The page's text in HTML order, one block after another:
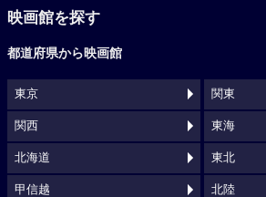
映画館を探す
都道府県から映画館
東京 関東
関西 東海
北海道 東北
甲信越 北陸